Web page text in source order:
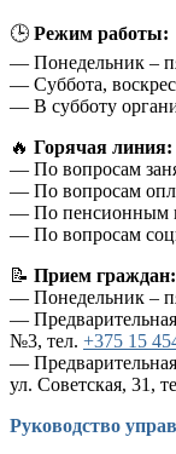
🕒 Режим работы:
— Понедельник –
— Суббота,
— В субботу
🔥 Горячая линия:
— По вопросам
— По вопросам
— По пенсионным
— По вопросам
📝 Прием граждан:
— Понедельник –
—
№3, тел. +375 15
—
ул. Советская, 31,
Руководство